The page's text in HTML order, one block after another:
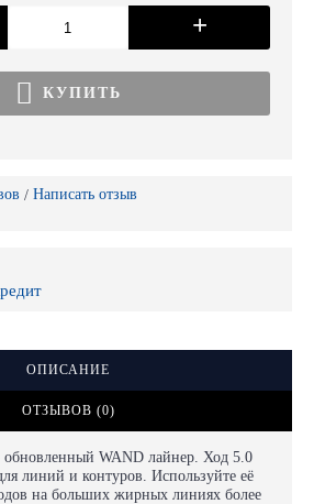
+
КУПИТЬ
/ Написать отзыв
ОПИСАНИЕ
ОТЗЫВОВ (0)
обновленный WAND лайнер. Ход 5.0
линий и контуров. Используйте её
на больших жирных линиях более